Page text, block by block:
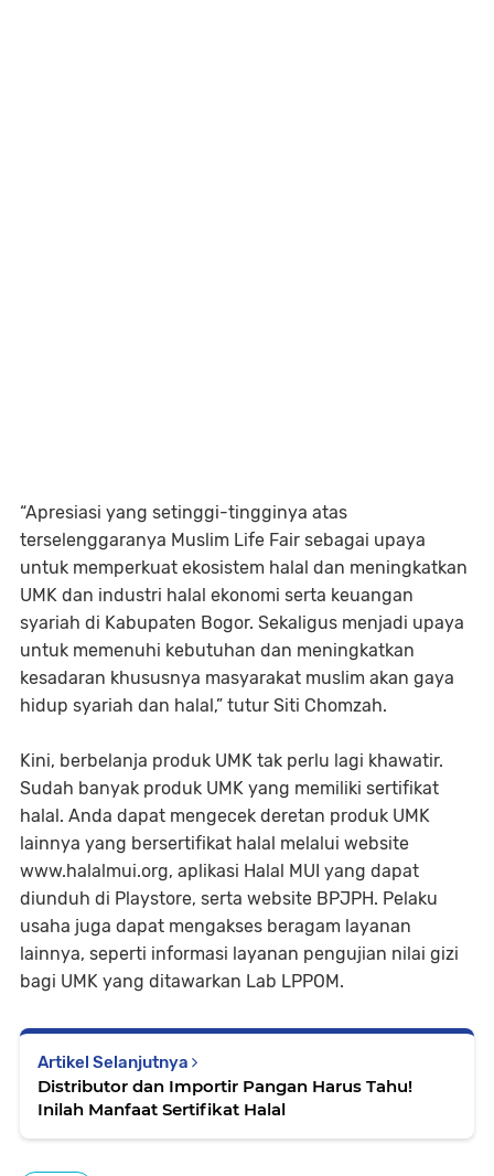
“Apresiasi yang setinggi-tingginya atas
terselenggaranya Muslim Life Fair sebagai upaya
untuk memperkuat ekosistem halal dan meningkatkan
UMK dan industri halal ekonomi serta keuangan
syariah di Kabupaten Bogor. Sekaligus menjadi upaya
untuk memenuhi kebutuhan dan meningkatkan
kesadaran khususnya masyarakat muslim akan gaya
hidup syariah dan halal,” tutur Siti Chomzah.
Kini, berbelanja produk UMK tak perlu lagi khawatir.
Sudah banyak produk UMK yang memiliki sertifikat
halal. Anda dapat mengecek deretan produk UMK
lainnya yang bersertifikat halal melalui website
www.halalmui.org, aplikasi Halal MUI yang dapat
diunduh di Playstore, serta website BPJPH. Pelaku
usaha juga dapat mengakses beragam layanan
lainnya, seperti informasi layanan pengujian nilai gizi
bagi UMK yang ditawarkan Lab LPPOM.
Artikel Selanjutnya
Distributor dan Importir Pangan Harus Tahu!
Inilah Manfaat Sertifikat Halal